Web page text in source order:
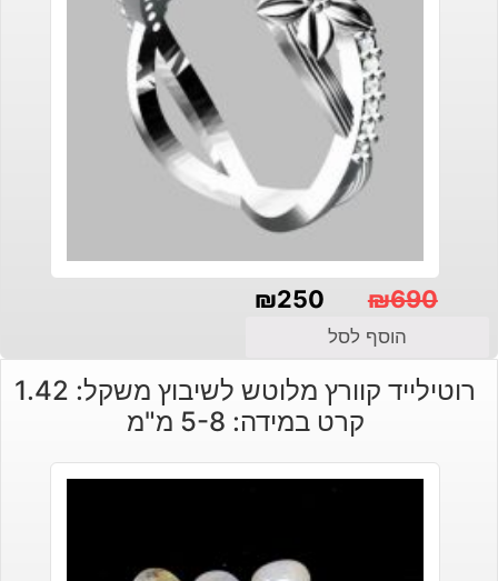
₪690
המקורי
היה:
₪250
הנוכחי
הוא:
הוסף לסל
רוטילייד קוורץ מלוטש לשיבוץ משקל: 1.42
קרט במידה: 5-8 מ"מ